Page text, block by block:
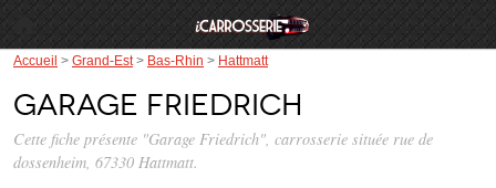
Accueil > Grand-Est> Bas-Rhin > Hattmatt
Garage Friedrich
Cette fiche présente "Garage Friedrich", carrosserie située rue de
dossenheim, 67330 Hattmatt.